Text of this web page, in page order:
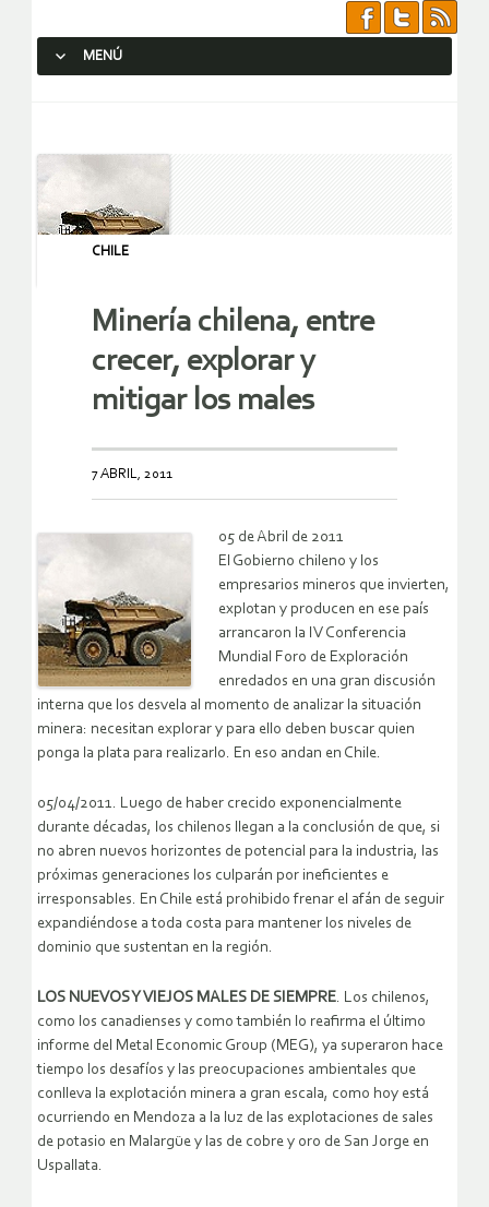
MENÚ
CHILE
Minería chilena, entre
crecer, explorar y
mitigar los males
7 ABRIL, 2011
05 de Abril de 2011
El Gobierno chileno y los
empresarios mineros que invierten,
explotan y producen en ese país
arrancaron la IV Conferencia
Mundial Foro de Exploración
enredados en una gran discusión
interna que los desvela al momento de analizar la situación
minera: necesitan explorar y para ello deben buscar quien
ponga la plata para realizarlo. En eso andan en Chile.
05/04/2011. Luego de haber crecido exponencialmente
durante décadas, los chilenos llegan a la conclusión de que, si
no abren nuevos horizontes de potencial para la industria, las
próximas generaciones los culparán por ineficientes e
irresponsables. En Chile está prohibido frenar el afán de seguir
expandiéndose a toda costa para mantener los niveles de
dominio que sustentan en la región.
LOS NUEVOS Y VIEJOS MALES DE SIEMPRE. Los chilenos,
como los canadienses y como también lo reafirma el último
informe del Metal Economic Group (MEG), ya superaron hace
tiempo los desafíos y las preocupaciones ambientales que
conlleva la explotación minera a gran escala, como hoy está
ocurriendo en Mendoza a la luz de las explotaciones de sales
de potasio en Malargüe y las de cobre y oro de San Jorge en
Uspallata.